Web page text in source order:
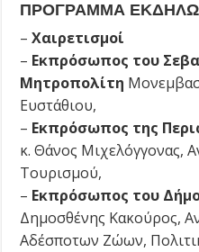
ΠΡΟΓΡΑΜΜΑ
– Χαιρετισμοί
– Εκπρόσωπος του
Μητροπολίτη
Ευστάθιου,
– Εκπρόσωπος της
κ. Θάνος Μιχελόγγονας,
Τουρισμού,
– Εκπρόσωπος του
Δημοσθένης Κακούρος,
Αδέσποτων Ζώων,